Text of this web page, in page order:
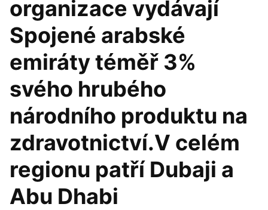
organizace vydávají
Spojené arabské
emiráty téměř 3%
svého hrubého
národního produktu na
zdravotnictví.V celém
regionu patří Dubaji a
Abu Dhabi